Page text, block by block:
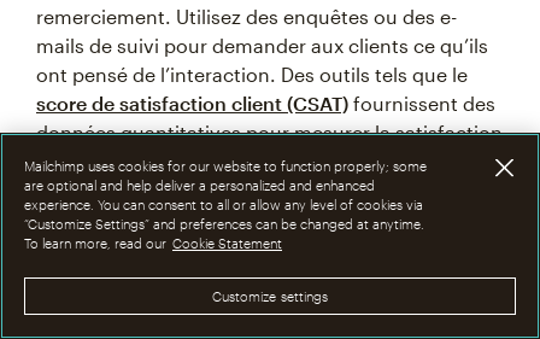
remerciement. Utilisez des enquêtes ou des e-
mails de suivi pour demander aux clients ce qu’ils
ont pensé de l’interaction. Des outils tels que le
score de satisfaction client (CSAT) fournissent des
données quantitatives pour mesurer la satisfaction
des clients.
Rétention et chiffre d’affaires
Mailchimp uses cookies for our website to function properly; some
are optional and help deliver a personalized and enhanced
experience. You can consent to all or allow any level of cookies via
“Customize Settings” and preferences can be changed at anytime.
To learn more, read our Cookie Statement
Customize settings